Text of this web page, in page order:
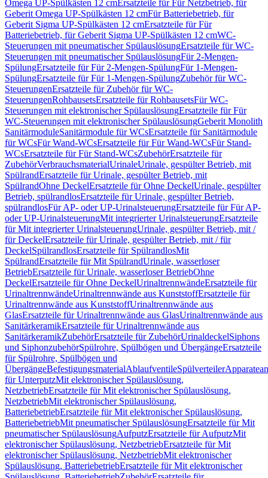
Omega UP-Spülkästen 12 cmErsatzteile für Für Netzbetrieb, für
Geberit Omega UP-Spülkästen 12 cmFür Batteriebetrieb, für
Geberit Sigma UP-Spülkästen 12 cmErsatzteile für Für
Batteriebetrieb, für Geberit Sigma UP-Spülkästen 12 cmWC-
Steuerungen mit pneumatischer SpülauslösungErsatzteile für WC-
Steuerungen mit pneumatischer SpülauslösungFür 2-Mengen-
SpülungErsatzteile für Für 2-Mengen-SpülungFür 1-Mengen-
SpülungErsatzteile für Für 1-Mengen-SpülungZubehör für WC-
SteuerungenErsatzteile für Zubehör für WC-
SteuerungenRohbausetsErsatzteile für RohbausetsFür WC-
Steuerungen mit elektronischer SpülauslösungErsatzteile für Für
WC-Steuerungen mit elektronischer SpülauslösungGeberit Monolith
SanitärmoduleSanitärmodule für WCsErsatzteile für Sanitärmodule
für WCsFür Wand-WCsErsatzteile für Für Wand-WCsFür Stand-
WCsErsatzteile für Für Stand-WCsZubehörErsatzteile für
ZubehörVerbrauchsmaterialUrinaleUrinale, gespülter Betrieb, mit
SpülrandErsatzteile für Urinale, gespülter Betrieb, mit
SpülrandOhne DeckelErsatzteile für Ohne DeckelUrinale, gespülter
Betrieb, spülrandlosErsatzteile für Urinale, gespülter Betrieb,
spülrandlosFür AP- oder UP-UrinalsteuerungErsatzteile für Für AP-
oder UP-UrinalsteuerungMit integrierter UrinalsteuerungErsatzteile
für Mit integrierter UrinalsteuerungUrinale, gespülter Betrieb, mit /
für DeckelErsatzteile für Urinale, gespülter Betrieb, mit / für
DeckelSpülrandlosErsatzteile für SpülrandlosMit
SpülrandErsatzteile für Mit SpülrandUrinale, wasserloser
BetriebErsatzteile für Urinale, wasserloser BetriebOhne
DeckelErsatzteile für Ohne DeckelUrinaltrennwändeErsatzteile für
UrinaltrennwändeUrinaltrennwände aus KunststoffErsatzteile für
Urinaltrennwände aus KunststoffUrinaltrennwände aus
GlasErsatzteile für Urinaltrennwände aus GlasUrinaltrennwände aus
SanitärkeramikErsatzteile für Urinaltrennwände aus
SanitärkeramikZubehörErsatzteile für ZubehörUrinaldeckelSiphons
und SiphonzubehörSpülrohre, Spülbögen und ÜbergängeErsatzteile
für Spülrohre, Spülbögen und
ÜbergängeBefestigungsmaterialAblaufventileSpülverteiler
für UnterputzMit elektronischer Spülauslösung,
NetzbetriebErsatzteile für Mit elektronischer Spülauslösung,
NetzbetriebMit elektronischer Spülauslösung,
BatteriebetriebErsatzteile für Mit elektronischer Spülauslösung,
BatteriebetriebMit pneumatischer SpülauslösungErsatzteile für Mit
pneumatischer SpülauslösungAufputzErsatzteile für AufputzMit
elektronischer Spülauslösung, NetzbetriebErsatzteile für Mit
elektronischer Spülauslösung, NetzbetriebMit elektronischer
Spülauslösung, BatteriebetriebErsatzteile für Mit elektronischer